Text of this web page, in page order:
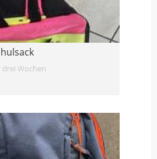
drei Wochen